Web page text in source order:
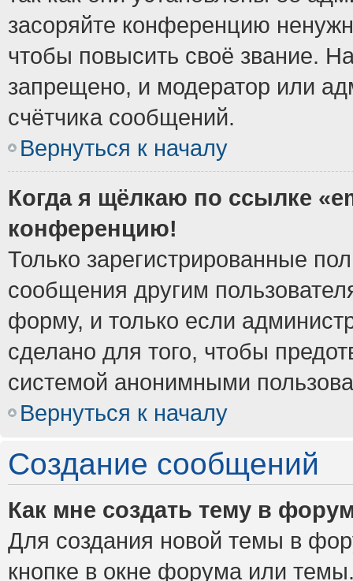
засоряйте конференцию
чтобы повысить своё звание.
запрещено, и модератор или
счётчика сообщений.
Вернуться к началу
Когда я щёлкаю по ссылке
конференцию!
Только зарегистрированные
сообщения другим
форму, и только если
сделано для того, чтобы
системой анонимными
Вернуться к началу
Создание сообщений
Как мне создать тему в
Для создания новой темы в
кнопке в окне форума или